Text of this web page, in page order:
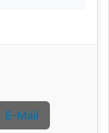
E-Mail